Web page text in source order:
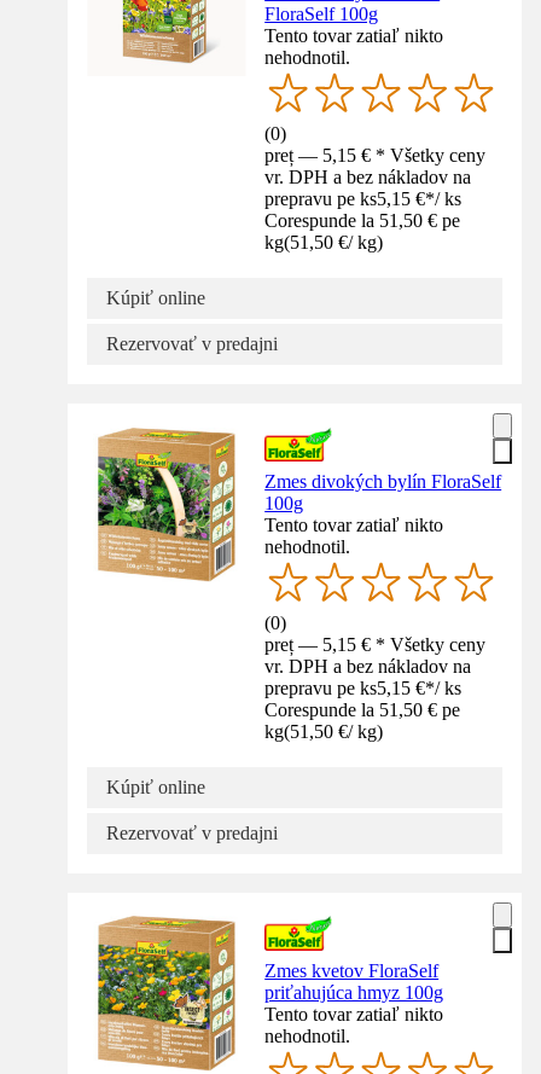
FloraSelf 100g
Tento tovar zatiaľ nikto
nehodnotil.
(0)
preț — 5,15 € * Všetky ceny
vr. DPH a bez nákladov na
prepravu pe ks5,15 €*/ ks
Corespunde la 51,50 € pe
kg(51,50 €/ kg)
Kúpiť online
Rezervovať v predajni
Zmes divokých bylín FloraSelf
100g
Tento tovar zatiaľ nikto
nehodnotil.
(0)
preț — 5,15 € * Všetky ceny
vr. DPH a bez nákladov na
prepravu pe ks5,15 €*/ ks
Corespunde la 51,50 € pe
kg(51,50 €/ kg)
Kúpiť online
Rezervovať v predajni
Zmes kvetov FloraSelf
priťahujúca hmyz 100g
Tento tovar zatiaľ nikto
nehodnotil.